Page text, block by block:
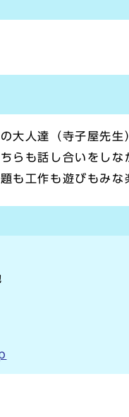
大人達（寺子屋先
らも話し合いをし
も工作も遊びもみな